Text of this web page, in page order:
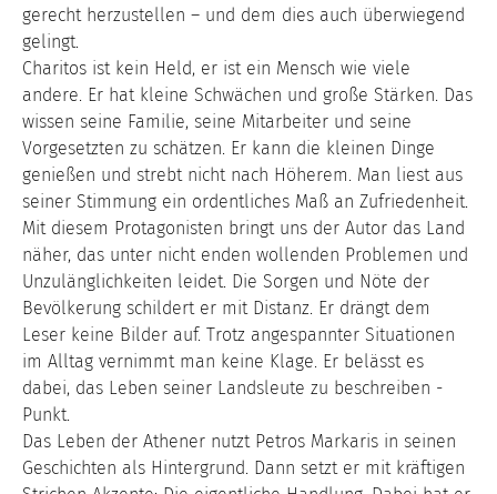
gerecht herzustellen – und dem dies auch überwiegend
gelingt.
Charitos ist kein Held, er ist ein Mensch wie viele
andere. Er hat kleine Schwächen und große Stärken. Das
wissen seine Familie, seine Mitarbeiter und seine
Vorgesetzten zu schätzen. Er kann die kleinen Dinge
genießen und strebt nicht nach Höherem. Man liest aus
seiner Stimmung ein ordentliches Maß an Zufriedenheit.
Mit diesem Protagonisten bringt uns der Autor das Land
näher, das unter nicht enden wollenden Problemen und
Unzulänglichkeiten leidet. Die Sorgen und Nöte der
Bevölkerung schildert er mit Distanz. Er drängt dem
Leser keine Bilder auf. Trotz angespannter Situationen
im Alltag vernimmt man keine Klage. Er belässt es
dabei, das Leben seiner Landsleute zu beschreiben -
Punkt.
Das Leben der Athener nutzt Petros Markaris in seinen
Geschichten als Hintergrund. Dann setzt er mit kräftigen